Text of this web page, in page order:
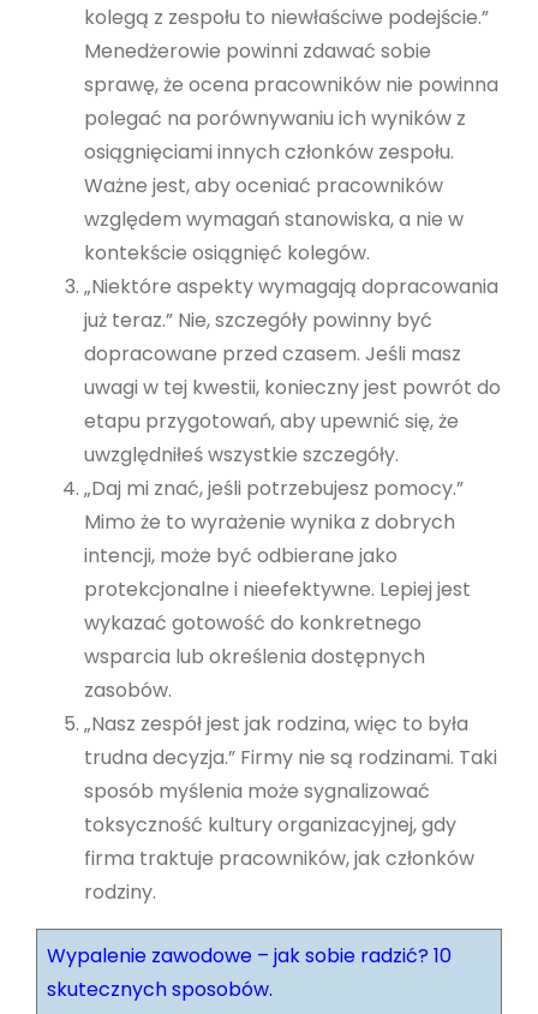
kolegą z zespołu to niewłaściwe podejście.”
Menedżerowie powinni zdawać sobie
sprawę, że ocena pracowników nie powinna
polegać na porównywaniu ich wyników z
osiągnięciami innych członków zespołu.
Ważne jest, aby oceniać pracowników
względem wymagań stanowiska, a nie w
kontekście osiągnięć kolegów.
„Niektóre aspekty wymagają dopracowania
już teraz.” Nie, szczegóły powinny być
dopracowane przed czasem. Jeśli masz
uwagi w tej kwestii, konieczny jest powrót do
etapu przygotowań, aby upewnić się, że
uwzględniłeś wszystkie szczegóły.
„Daj mi znać, jeśli potrzebujesz pomocy.”
Mimo że to wyrażenie wynika z dobrych
intencji, może być odbierane jako
protekcjonalne i nieefektywne. Lepiej jest
wykazać gotowość do konkretnego
wsparcia lub określenia dostępnych
zasobów.
„Nasz zespół jest jak rodzina, więc to była
trudna decyzja.” Firmy nie są rodzinami. Taki
sposób myślenia może sygnalizować
toksyczność kultury organizacyjnej, gdy
firma traktuje pracowników, jak członków
rodziny.
Wypalenie zawodowe – jak sobie radzić? 10
skutecznych sposobów.